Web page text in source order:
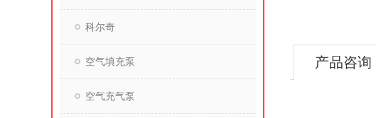
科尔奇
空气填充泵
空气充气泵
产品咨询